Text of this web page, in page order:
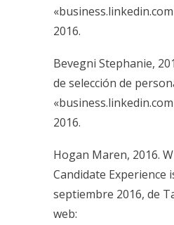
2016.
Bevegni Stephanie,
de selección de
2016.
Hogan Maren, 2016.
Candidate Experience
septiembre 2016, de
web: